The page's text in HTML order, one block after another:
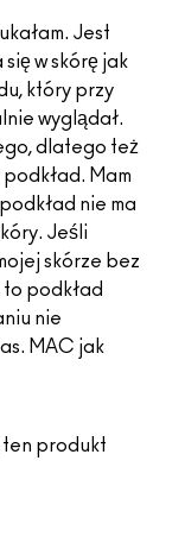
Jest
w skórę jak
który przy
wyglądał.
dlatego też
Mam
nie ma
Jeśli
skórze bez
podkład
nie
MAC jak
ten produkt